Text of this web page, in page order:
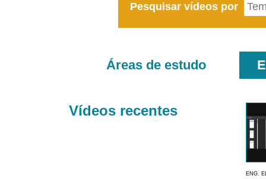
Pesquisar vídeos por
Áreas de estudo
Vídeos recentes
ENG.